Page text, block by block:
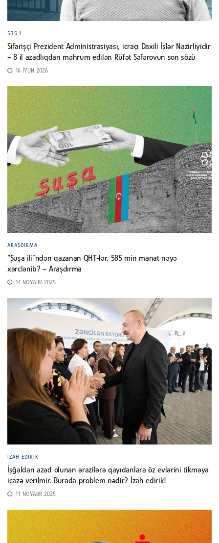
535.1
Sifarişçi Prezident Administrasiyası, icraçı Daxili İşlər Nazirliyidir
– 8 il azadlıqdan məhrum edilən Rüfət Səfərovun son sözü
16 İYUN 2026
ARAŞDIRMA
“Şuşa ili”ndən qazanan QHT-lər. 585 min manat nəyə
xərclənib? – Araşdırma
14 NOYABR 2025
İZAH EDIRIK
İşğaldan azad olunan ərazilərə qayıdanlara öz evlərini tikməyə
icazə verilmir. Burada problem nədir? İzah edirik!
11 NOYABR 2025